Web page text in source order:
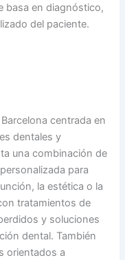
basa en diagnóstico,
del paciente.
centrada en
dentales y
una combinación de
para
la estética o la
tratamientos de
y soluciones
dental. También
orientados a